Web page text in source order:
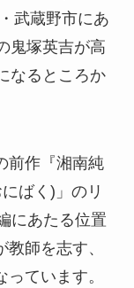
武蔵野市にあ
鬼塚英吉が高
なるところか
前作『湘南純
ばく)」のリ
にあたる位置
師を志す、
ています。